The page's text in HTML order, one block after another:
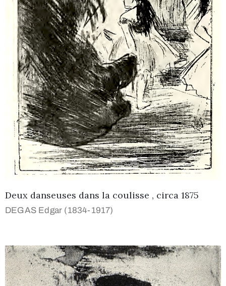
Deux danseuses dans la coulisse , circa 1875
DEGAS Edgar (1834-1917)